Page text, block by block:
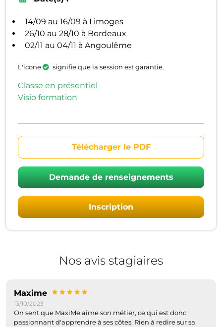
14/09 au 16/09 à Limoges
26/10 au 28/10 à Bordeaux
02/11 au 04/11 à Angoulême
L'icone signifie que la session est garantie.
Classe en présentiel
Visio formation
Télécharger le PDF
Demande de renseignements
Inscription
Nos avis stagiaires
Maxime
13/10/2023
On sent que MaxiMe aime son métier, ce qui est donc
passionnant d'apprendre à ses côtes. Rien à redire sur sa